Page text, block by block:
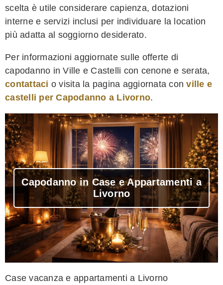
scelta è utile considerare capienza, dotazioni
interne e servizi inclusi per individuare la location
più adatta al soggiorno desiderato.
Per informazioni aggiornate sulle offerte di
capodanno in Ville e Castelli con cenone e serata,
contattaci o visita la pagina aggiornata conville e
castelli per Capodanno a Livorno.
Capodanno in Case e Appartamenti a
Livorno
Case vacanza e appartamenti a Livorno